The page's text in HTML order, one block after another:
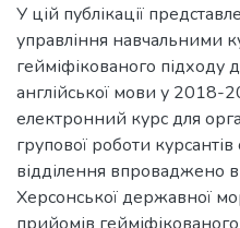
У цій публікації
управління навчальними
гейміфікованого
англійської мови у 2018-
електронний курс для
групової роботи
відділення впроваджено
Херсонської державної